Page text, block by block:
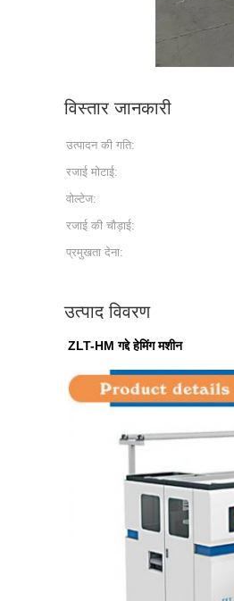
विस्तार जानकारी
उत्पादन की गति:
रजाई मोटाई:
वोल्टेज:
रजाई की चौड़ाई:
प्रमुखता देना:
उत्पाद विवरण
ZLT-HM गद्दे हेमिंग मशीन